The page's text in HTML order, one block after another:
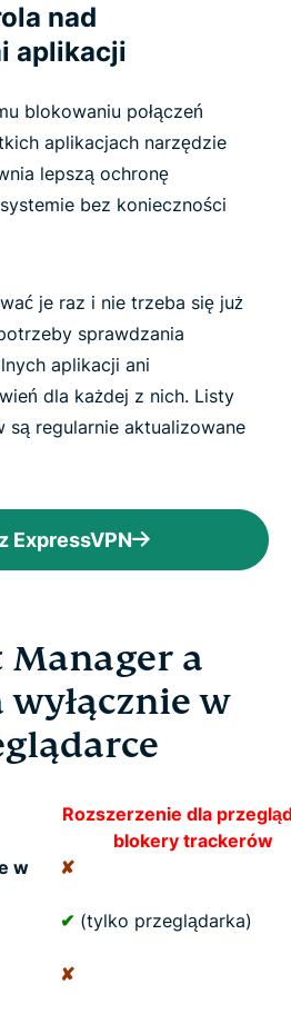
nad
aplikacji
blokowaniu połączeń
aplikacjach narzędzie
lepszą ochronę
bez konieczności
je raz i nie trzeba się już
sprawdzania
aplikacji ani
dla każdej z nich. Listy
są regularnie aktualizowane
ExpressVPN
a
w
Rozszerzenie dla
blokery trackerów
w
✘
✔ (tylko przeglądarka)
✘